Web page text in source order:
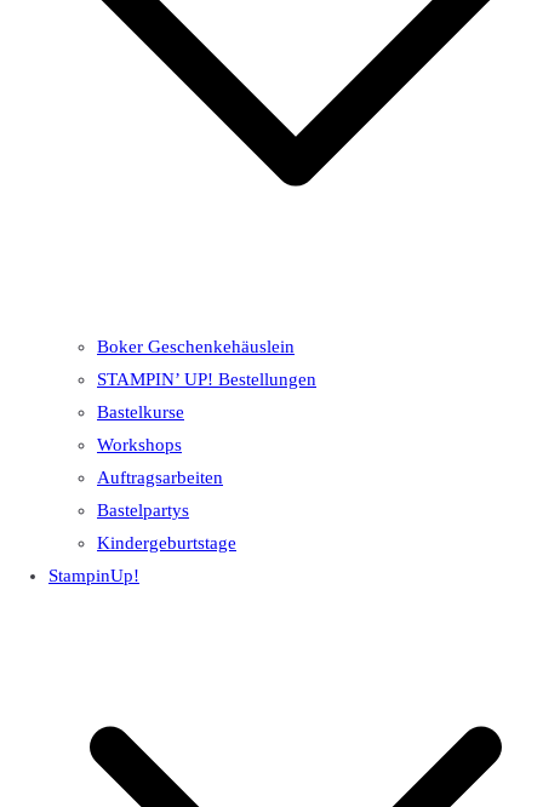
Boker Geschenkehäuslein
STAMPIN’ UP! Bestellungen
Bastelkurse
Workshops
Auftragsarbeiten
Bastelpartys
Kindergeburtstage
StampinUp!